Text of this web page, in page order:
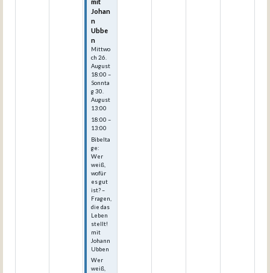
mit
Johan
n
Ubbe
n
Mittwo
ch 26.
August
18:00 –
Sonnta
g30.
August
13:00
18:00 –
13:00
Bibelta
ge:
Wer
weiß,
wofür
es gut
ist? –
Fragen,
die das
Leben
stellt!
mit
Johann
Ubben
Wer
weiß,